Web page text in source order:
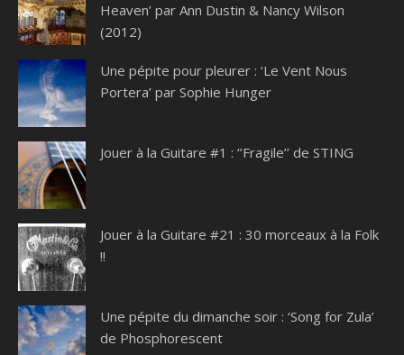
Heaven’ par Ann Dustin & Nancy Wilson
(2012)
Une pépite pour pleurer : ‘Le Vent Nous
Portera’ par Sophie Hunger
Jouer à la Guitare #1 : ‘’Fragile’’ de STING
Jouer à la Guitare #21 : 30 morceaux à la Folk
!!
Une pépite du dimanche soir : ‘Song for Zula’
de Phosphorescent